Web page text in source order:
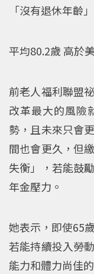
「沒有退休年齡
平均80.2歲 高於
前老人福利聯盟
改革最大的風險
勢，且未來只會
間也會更久，但
失衡」，若能鼓
年金壓力。
她表示，即使65
若能持續投入勞
能力和體力尚佳